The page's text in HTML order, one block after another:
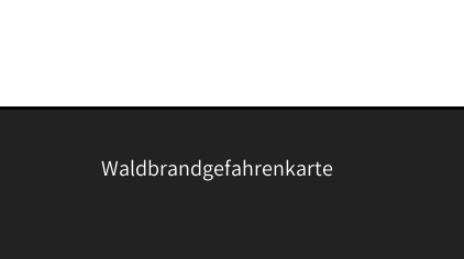
Waldbrandgefahrenkarte